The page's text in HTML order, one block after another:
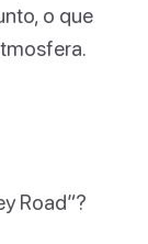
o que
Road”?